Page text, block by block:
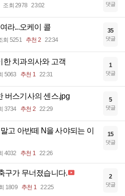
조회 2978 23:02 댓글
라...오케이 콜
회 5251 추천 2 22:34
35
댓글
한 치과의사와 고객
5063 추천 1 22:31
1
댓글
버스기사의 센스.jpg
3734 추천 2 22:29
5
댓글
고 아반떼 N을 사야되는 이
4032 추천 1 22:26
15
댓글
구가 무너졌습니다.
1809 추천 1 22:25
2
댓글